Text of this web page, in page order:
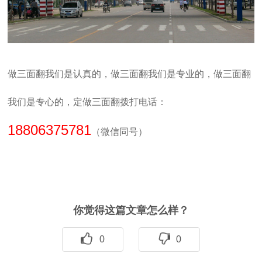
做三面翻我们是认真的，做三面翻我们是专业的，做三面翻
我们是专心的，定做三面翻拨打电话：
18806375781 （微信同号）
你觉得这篇文章怎么样？
0 0